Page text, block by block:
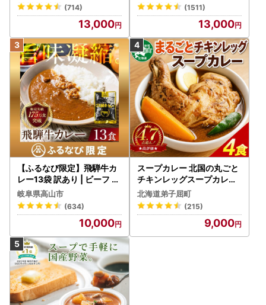
(714)
13,000
(1511)
13,000
【ふるなび限定】飛騨牛カ
レー13袋 訳あり | ビーフ レ
トルト 訳あり DC006-CP
01 FN-Limited-VO
岐阜県高山市
(634)
10,000
スープカレー 北国の丸ごと
チキンレッグスープカレー
4個 3739
北海道弟子屈町
(215)
9,000